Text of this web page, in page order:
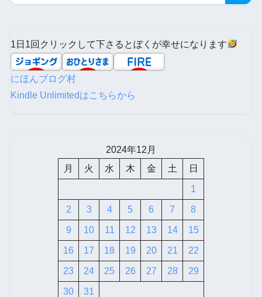
1日1回クリックして下さるとぼくが幸せになります
にほんブログ村
Kindle Unlimitedはこちらから
2024年12月
月
火 水 木 金 土 日
1
2 3 4 5 6 7 8
9 10 11 12 13 14 15
16 17 18 19 20 21 22
23 24 25 26 27 28 29
30
31